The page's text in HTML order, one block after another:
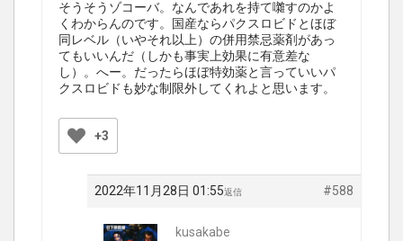
そうそうゾコーバ。なんであれを持て囃すのかよ
くわからんのです。国産ならパクスロビドとほぼ
同レベル（いやそれ以上）の併用禁忌薬剤があっ
てもいいんだ（しかも事実上効果に有意差な
し）。へー。だったらほぼ特効薬と言っていいパ
クスロビドも妙な制限外してくれよと思います。
+3
2022年11月28日 01:55 #588
返信
kusakabe